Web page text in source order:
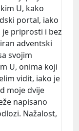
U, kako
portal, iako
je priprosti i bez
adventski
svojim
U, onima koji
vidit, iako je
moje dvije
napisano
Nažalost,